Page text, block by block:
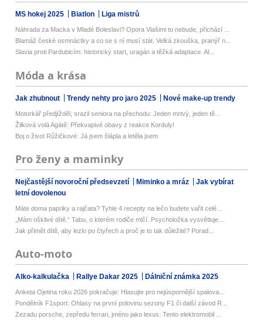
MS hokej 2025 Biatlon Liga mistrů
Náhrada za Macka v Mladé Boleslavi? Opora Vlašimi to nebude, přichází ...
Blamáž české osmnáctky a co se s ní musí stát. Velká zkouška, pranýř n...
Slavia proti Pardubicím: historický start, uragán a těžká adaptace. Al...
Móda a krása
Jak zhubnout Trendy nehty pro jaro 2025 Nové make-up trendy
Motorkář předjížděl, srazil seniora na přechodu: Jeden mrtvý, jeden tě...
Žilková volá Agátě: Překvapivé obavy z reakce Korduly!
Boj o život Růžičkové: Já jsem šlápla a letěla jsem
Pro ženy a maminky
Nejčastější novoroční předsevzetí Miminko a mráz
Jak vybírat
letní dovolenou
Máte doma papriky a rajčata? Tyhle 4 recepty na lečo budete vařit celé...
„Mám ošklivé dítě.“ Tabu, o kterém rodiče mlčí. Psycholožka vysvětluje...
Jak přimět dítě, aby lezlo po čtyřech a proč je to tak důležité? Porad...
Auto-moto
Alko-kalkulačka Rallye Dakar 2025 Dálniční známka 2025
Anketa Ojetina roku 2026 pokračuje: Hlasujte pro nejúspornější spalova...
Pondělník F1sport: Ohlasy na první polovinu sezony F1 či další závod R...
Zezadu porsche, zepředu ferrari, jméno jako lexus: Tento elektromobil ...